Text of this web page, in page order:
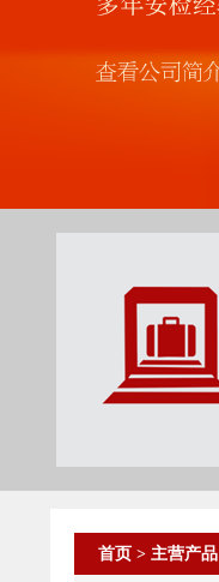
首页 > 主营产品